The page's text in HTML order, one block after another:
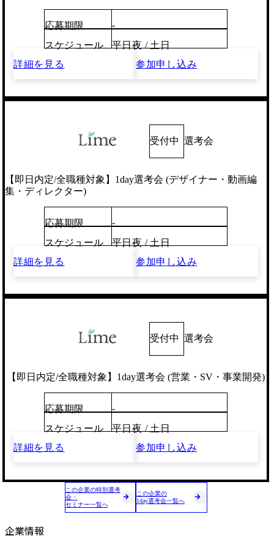
応募期限
-
スケジュール
平日夜 / 土日
詳細を見る
参加申し込み
受付中 選考会
【即日内定/全職種対象】1day選考会 (デザイナー・動画編
集・ディレクター)
応募期限
-
スケジュール
平日夜 / 土日
詳細を見る
参加申し込み
受付中 選考会
【即日内定/全職種対象】1day選考会 (営業・SV・事業開発)
応募期限
-
スケジュール
平日夜 / 土日
詳細を見る
参加申し込み
この企業の特別選考
会・
セミナー一覧へ
この企業の
1day選考会一覧へ
企業情報